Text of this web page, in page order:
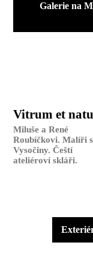
Galerie na
Vitrum et
Miluše a René
Roubíčkovi. Malíři
Vysočiny. Čeští
ateliéroví skláři.